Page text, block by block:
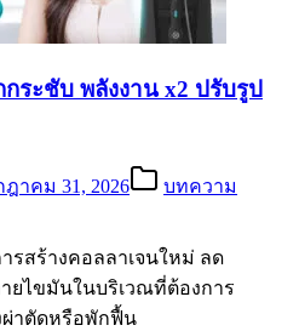
ระชับ พลังงาน x2 ปรับรูป
ฎาคม 31, 2026
บทความ
รสร้างคอลลาเจนใหม่ ลด
ยไขมันในบริเวณที่ต้องการ
ผ่าตัดหรือพักฟื้น